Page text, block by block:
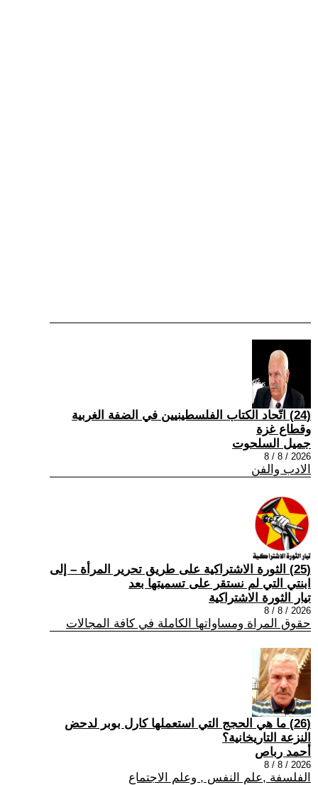
(24) اتّحاد الكتاب الفلسطينيين في الضفة الغربية
وقطاع غزة
جميل السلحوت
2026 / 8 / 8
الادب والفن
(25) الثورة الاشتراكية على طريق تحرير المرأة – إلى
ابنتي التي لم نستقر على تسميتها بعد
تيار الثورة الاشتراكية
2026 / 8 / 8
حقوق المراة ومساواتها الكاملة في كافة المجالات
(26) ما هي الحجج التي استعملها كارل بوبر لدحض
النزعة التاريخانية؟
أحمد رباص
2026 / 8 / 8
الفلسفة ,علم النفس , وعلم الاجتماع